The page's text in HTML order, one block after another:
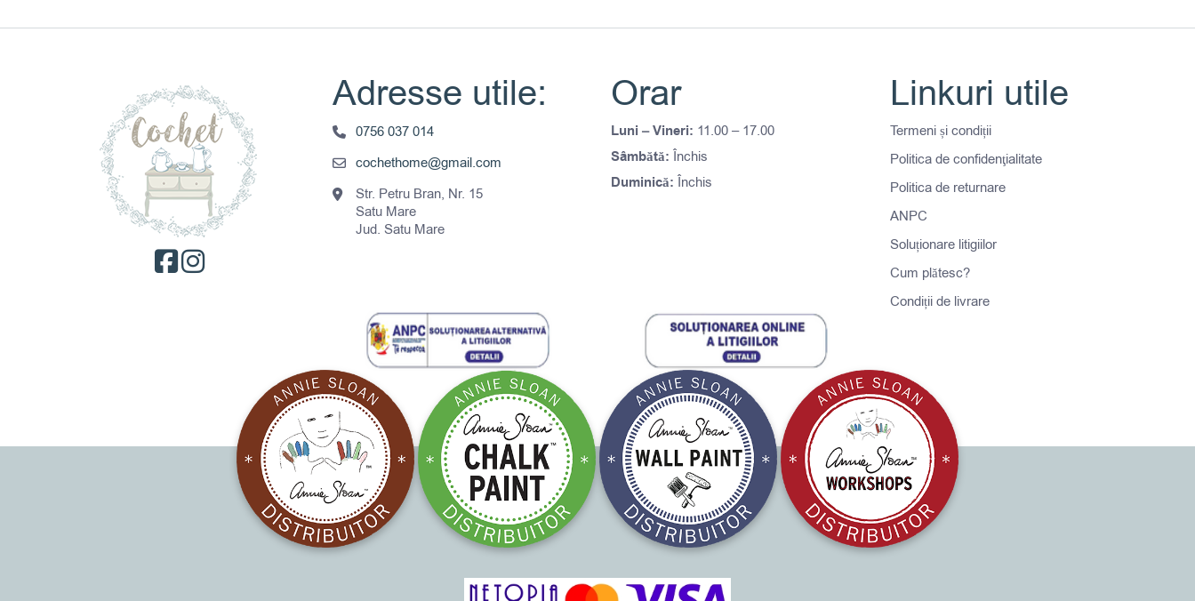
Adresse utile:
0756 037 014
cochethome@gmail.com
Str. Petru Bran, Nr. 15
Satu Mare
Jud. Satu Mare
Orar
Luni – Vineri: 11.00 – 17.00
Sâmbătă: Închis
Duminică: Închis
Linkuri utile
Termeni și condiții
Politica de confidenţialitate
Politica de returnare
ANPC
Soluționare litigiilor
Cum plătesc?
Condiții de livrare